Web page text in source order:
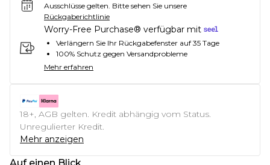
Ausschlüsse gelten. Bitte sehen Sie unsere
Rückgaberichtlinie
Worry-Free Purchase® verfügbar mit
Verlängern Sie Ihr Rückgabefenster auf 35 Tage
100% Schutz gegen Versandprobleme
Mehr erfahren
18+, AGB gelten. Kredit abhängig vom Status.
Unregulierter Kredit.
Mehr anzeigen